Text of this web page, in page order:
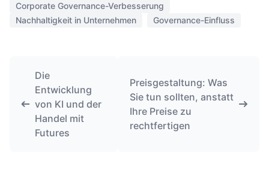
Corporate Governance-Verbesserung
Nachhaltigkeit in Unternehmen
Governance-Einfluss
Die
Entwicklung
von KI und der
Handel mit
Futures
Preisgestaltung: Was
Sie tun sollten, anstatt
Ihre Preise zu
rechtfertigen